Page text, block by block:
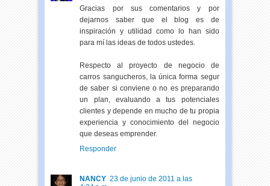
Gracias por sus comentarios y por
dejarnos saber que el blog es de
inspiración y utilidad como lo han sido
para mí las ideas de todos ustedes.
Respecto al proyecto de negocio de
carros sangucheros, la única forma segur
de saber si conviene o no es preparando
un plan, evaluando a tus potenciales
clientes y depende en mucho de tu propia
experiencia y conocimiento del negocio
que deseas emprender.
Responder
NANCY 23 de junio de 2011 a las